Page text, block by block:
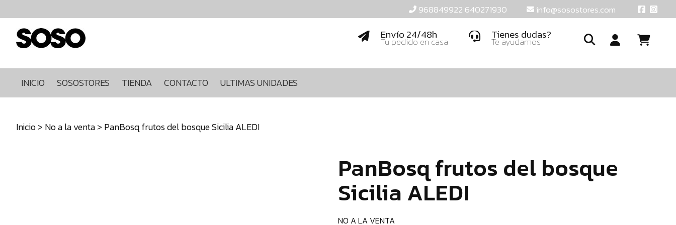
968849922 640271930 info@sosostores.com
Envío 24/48h
Tu pedido en casa
Tienes dudas?
Te ayudamos
INICIO SOSOSTORES TIENDA CONTACTO ULTIMAS UNIDADES
Inicio
Sosostores
Contacto
Ultimas
640271930
Inicio> No a la venta> PanBosq frutos del bosque Sicilia ALEDI
PanBosq frutos del bosque
Sicilia ALEDI
NO A LA VENTA